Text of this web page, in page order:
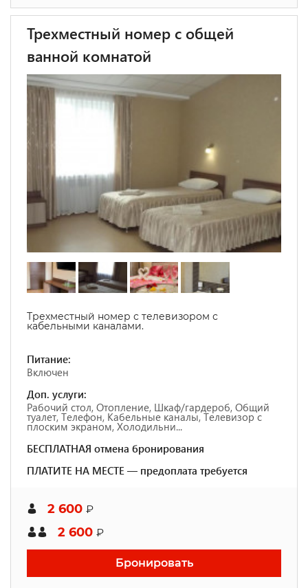
Трехместный номер с общей
ванной комнатой
Трехместный номер с телевизором с
кабельными каналами.
Питание:
Включен
Доп. услуги:
Рабочий стол, Отопление, Шкаф/гардероб, Общий
туалет, Телефон, Кабельные каналы, Телевизор с
плоским экраном, Холодильни...
БЕСПЛАТНАЯ отмена бронирования
ПЛАТИТЕ НА МЕСТЕ — предоплата требуется
2 600 ₽
2 600 ₽
Бронировать